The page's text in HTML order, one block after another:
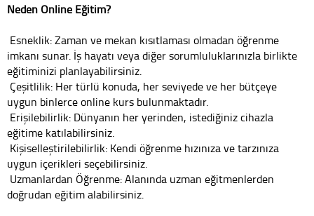
Neden Online Eğitim?
Esneklik: Zaman ve mekan kısıtlaması olmadan öğrenme
imkanı sunar. İş hayatı veya diğer sorumluluklarınızla birlikte
eğitiminizi planlayabilirsiniz.
Çeşitlilik: Her türlü konuda, her seviyede ve her bütçeye
uygun binlerce online kurs bulunmaktadır.
Erişilebilirlik: Dünyanın her yerinden, istediğiniz cihazla
eğitime katılabilirsiniz.
Kişiselleştirilebilirlik: Kendi öğrenme hızınıza ve tarzınıza
uygun içerikleri seçebilirsiniz.
Uzmanlardan Öğrenme: Alanında uzman eğitmenlerden
doğrudan eğitim alabilirsiniz.